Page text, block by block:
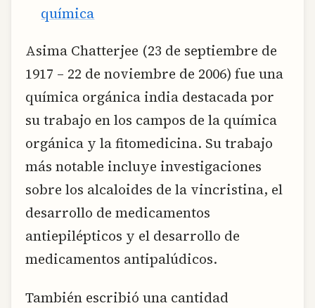
química
Asima Chatterjee (23 de septiembre de
1917 – 22 de noviembre de 2006) fue una
química orgánica india destacada por
su trabajo en los campos de la química
orgánica y la fitomedicina. Su trabajo
más notable incluye investigaciones
sobre los alcaloides de la vincristina, el
desarrollo de medicamentos
antiepilépticos y el desarrollo de
medicamentos antipalúdicos.
También escribió una cantidad